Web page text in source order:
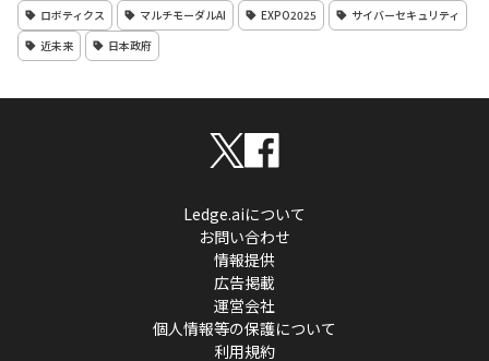
ロボティクス
マルチモーダルAI EXPO2025
サイバーセキュリティ
近未来
日本政府
Ledge.aiについて
お問い合わせ
情報提供
広告掲載
運営会社
個人情報等の保護について
利用規約